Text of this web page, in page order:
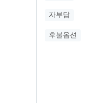
자부담
후불옵션